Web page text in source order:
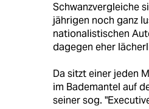
Schwanzvergleiche
jährigen noch ganz
nationalistischen
dagegen eher
Da sitzt einer jeden
im Bademantel auf
seiner sog.